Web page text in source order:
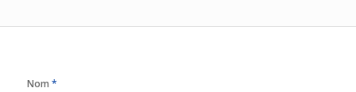
Nom *